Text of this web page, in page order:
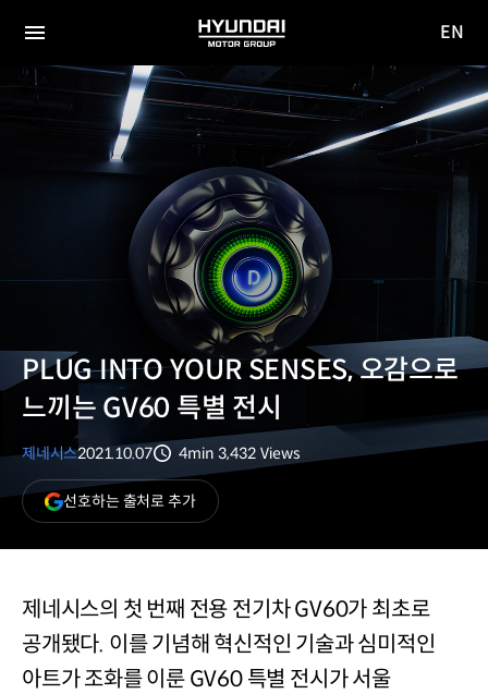
전체
메뉴
HYUNDAI
MOTOR
GROUP
사이
이동
EN
PLUG INTO YOUR SENSES, 오감으로
느끼는 GV60 특별 전시
제네시스2021.10.07
분량
4min
조회수
3,432 Views
선호하는 출처로 추가(새
창
열림)
제네시스의 첫 번째 전용 전기차 GV60가 최초로
공개됐다. 이를 기념해 혁신적인 기술과 심미적인
아트가 조화를 이룬 GV60 특별 전시가 서울